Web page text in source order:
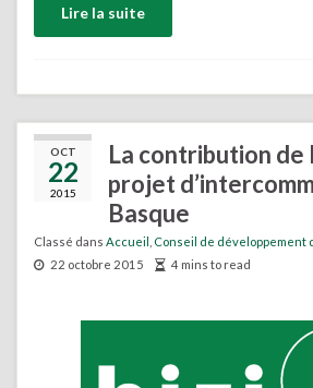
Lire la suite
OCT
22
2015
La contribution de
projet
Basque
Classé dans Accueil Conseil de développement
22 octobre 2015
4 mins to read